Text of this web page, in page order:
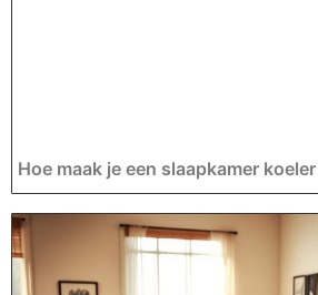
Hoe maak je een slaapkamer